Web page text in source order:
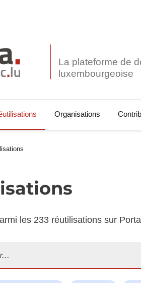
La plateforme de
Organisations
les 233 réutilisations sur